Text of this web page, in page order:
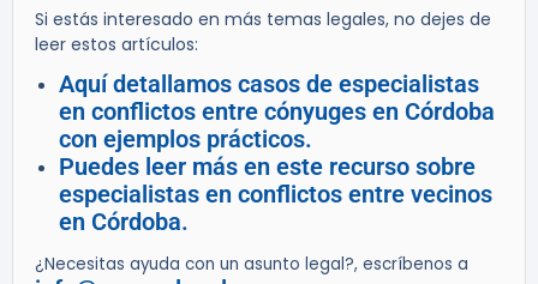
Si estás interesado en más temas legales, no dejes de
leer estos artículos:
Aquí detallamos casos de especialistas
en conflictos entre cónyuges en Córdoba
con ejemplos prácticos.
Puedes leer más en este recurso sobre
especialistas en conflictos entre vecinos
en Córdoba.
¿Necesitas ayuda con un asunto legal?, escríbenos a